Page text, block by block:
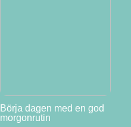
Börja dagen med en god
morgonrutin